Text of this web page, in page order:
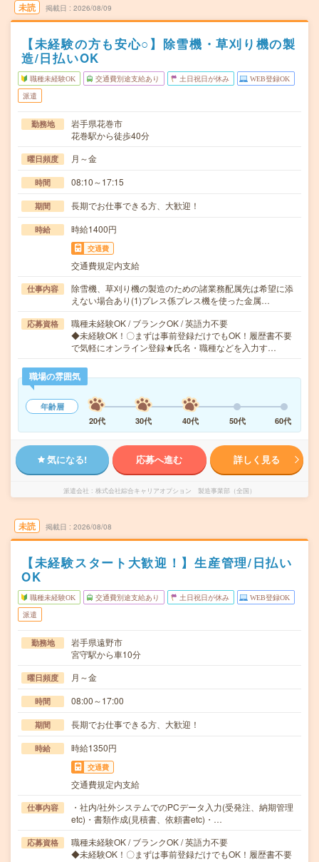
未読 掲載日 2026/08/09
【未経験の方も安心○】除雪機・草刈り機の製
造/日払いOK
職種未経験OK 交通費別途支給あり 土日祝日が休み WEB登録OK
派遣
勤務地
岩手県花巻市
花巻駅から徒歩40分
曜日頻度 月～金
時間 08:10～17:15
期間 長期でお仕事できる方、大歓迎！
時給 時給1400円
交通費
交通費規定内支給
仕事内容
除雪機、草刈り機の製造のための諸業務配属先は希望に添
えない場合あり(1)プレス係プレス機を使った金属…
応募資格
職種未経験OK / ブランクOK / 英語力不要
◆未経験OK！〇まずは事前登録だけでもOK！履歴書不要
で気軽にオンライン登録★氏名・職種などを入力す…
職場の雰囲気
年齢層
20代
30代 40代 50代 60代
気になる! 応募へ進む 詳しく見る
派遣会社 株式会社綜合キャリアオプション 製造事業部（全国）
未読 掲載日 2026/08/08
【未経験スタート大歓迎！】生産管理/日払い
OK
職種未経験OK 交通費別途支給あり 土日祝日が休み WEB登録OK
派遣
勤務地
岩手県遠野市
宮守駅から車10分
曜日頻度 月～金
時間 08:00～17:00
期間 長期でお仕事できる方、大歓迎！
時給 時給1350円
交通費
交通費規定内支給
仕事内容
・社内/社外システムでのPCデータ入力(受発注、納期管理
etc)・書類作成(見積書、依頼書etc)・…
応募資格
職種未経験OK / ブランクOK / 英語力不要
◆未経験OK！〇まずは事前登録だけでもOK！履歴書不要